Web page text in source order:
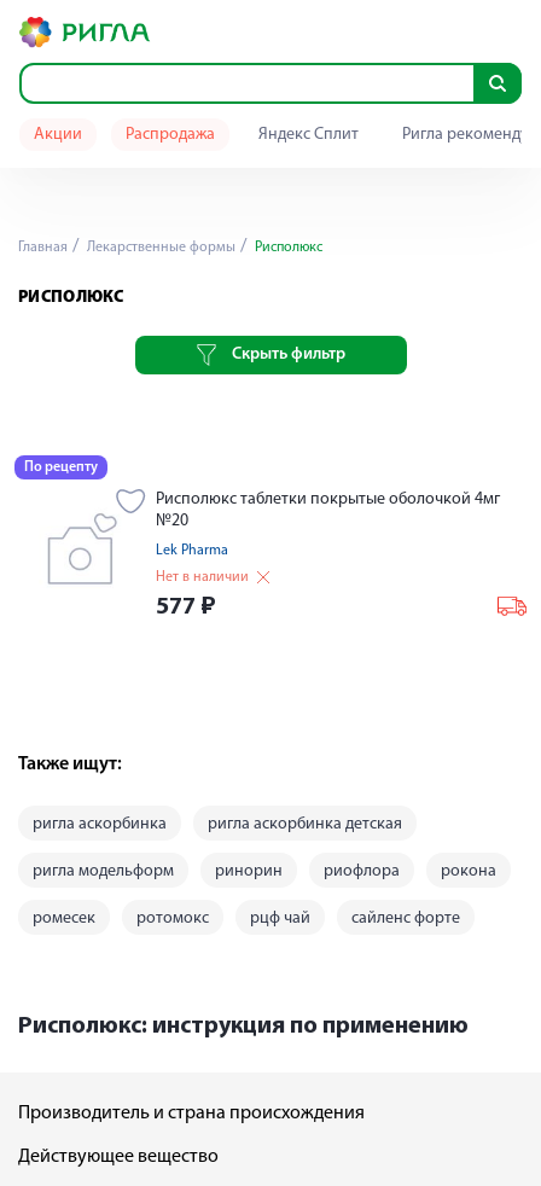
Акции Распродажа Яндекс Сплит Ригла
Главная Лекарственные формы Рисполюкс
РИСПОЛЮКС
Скрыть фильтр
По рецепту
Рисполюкс таблетки покрытые оболочкой 4мг
№20
Lek Pharma
Нет в наличии
577 ₽
Также ищут:
ригла аскорбинка ригла аскорбинка детская
ригла модельформ ринорин риофлора рокона
ромесек ротомокс рцф чай сайленс форте
Рисполюкс: инструкция по применению
Производитель и страна происхождения
Действующее вещество